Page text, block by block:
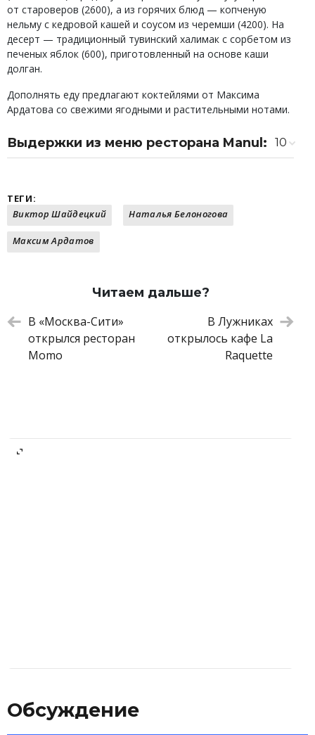
от староверов (2600), а из горячих блюд — копченую
нельму с кедровой кашей и соусом из черемши (4200). На
десерт — традиционный тувинский халимак с сорбетом из
печеных яблок (600), приготовленный на основе каши
долган.
Дополнять еду предлагают коктейлями от Максима
Ардатова со свежими ягодными и растительными нотами.
Выдержки из меню ресторана Manul:
10
Сугудай из чавычи
Сет из северных рыб (нельма, чавыча,
Мини-картофель, запеченный в костре
Буузы (рубленая овюрская баранина)
Алтайский медовик с мороженым из
сена
900 ₽
ТЕГИ:
Виктор Шайдецкий
Наталья Белоногова
Максим Ардатов
Читаем дальше?
В «Москва-Сити»
открылся ресторан
Momo
В Лужниках
открылось кафе La
Raquette
Обсуждение